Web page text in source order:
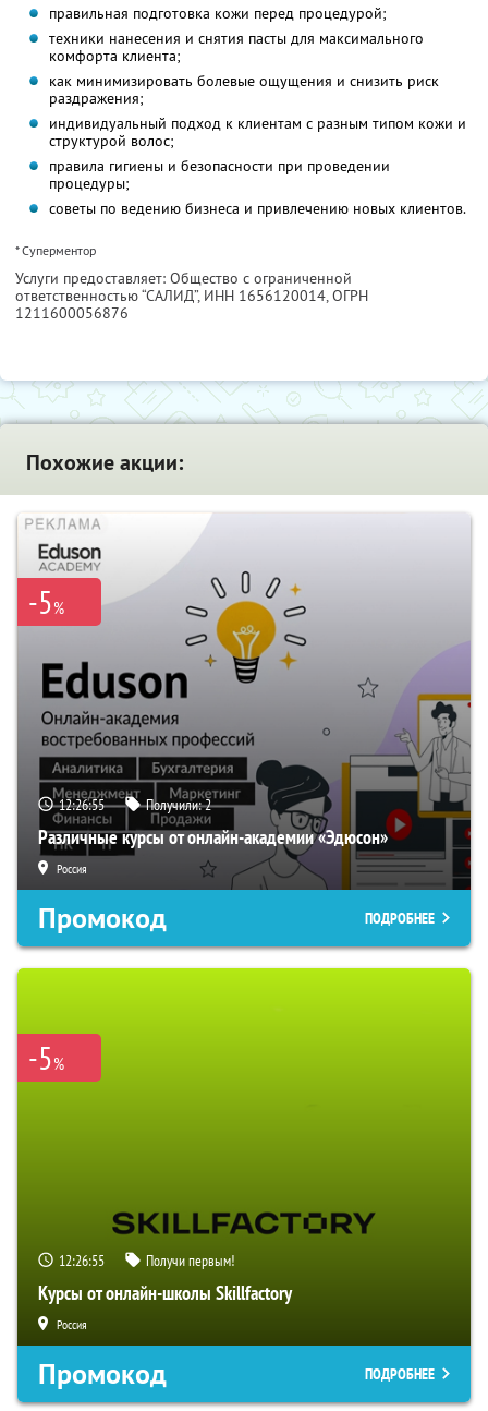
правильная подготовка кожи перед процедурой;
техники нанесения и снятия пасты для максимального
комфорта клиента;
как минимизировать болевые ощущения и снизить риск
раздражения;
индивидуальный подход к клиентам с разным типом кожи и
структурой волос;
правила гигиены и безопасности при проведении
процедуры;
советы по ведению бизнеса и привлечению новых клиентов.
* Суперментор
Услуги предоставляет: Общество с ограниченной
ответственностью “САЛИД”, ИНН 1656120014, ОГРН
1211600056876
Похожие акции:
-5%
12:26:55 Получили:2
Различные курсы от онлайн-академии «Эдюсон»
Россия
Промокод ПОДРОБНЕЕ
-5%
12:26:55 Получи первым!
Курсы от онлайн-школы Skillfactory
Россия
Промокод ПОДРОБНЕЕ